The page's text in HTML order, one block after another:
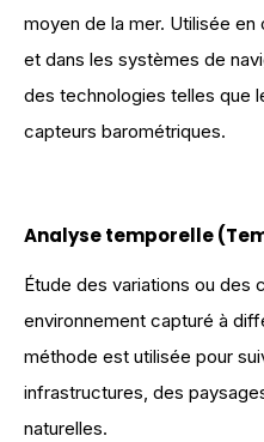
moyen de la mer. Utilisée
et dans les systèmes de
des technologies telles que
capteurs barométriques.
Analyse temporelle
Étude des variations ou des
environnement capturé à
méthode est utilisée pour
infrastructures, des
naturelles.